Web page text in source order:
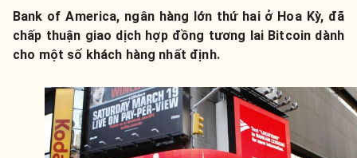
Bank of America, ngân hàng lớn thứ hai ở Hoa Kỳ, đã
chấp thuận giao dịch hợp đồng tương lai Bitcoin dành
cho một số khách hàng nhất định.